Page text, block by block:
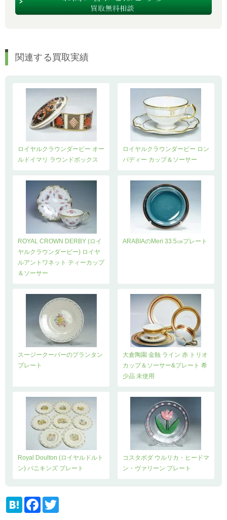
関連する買取実績
ロイヤルクラウンダービー オー
ルドイマリ ラウンドボックス
ロイヤルクラウンダービー ロン
バディー カップ＆ソーサー
ROYAL CROWN DERBY (ロイ
ヤルクラウンダービー) ロイヤ
ルアントワネット ティーカップ
＆ソーサー
ARABIAのMeri 33.5㎝プレート
スージークーパーのプランタン
プレート
大倉陶園 金蝕 ライン 赤 トリオ
カップ＆ソーサー&プレート 希
少品 未使用
Royal Doulton (ロイヤルドルト
ン) バニキンズ プレート
コスタボダ ウルリカ・ヒードマ
ン・ヴァリーン プレート
H
F